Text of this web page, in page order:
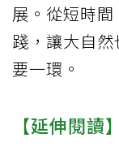
展。從短時
踐，讓大自
要一環。
【延伸閱讀】